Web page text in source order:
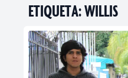
ETIQUETA:WILLIS